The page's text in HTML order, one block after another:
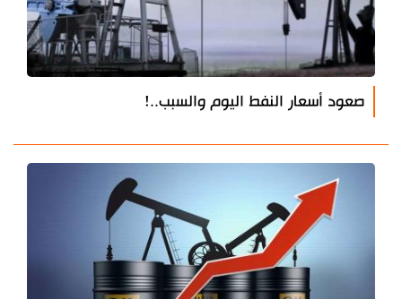
صعود أسعار النفط اليوم والسبب..!